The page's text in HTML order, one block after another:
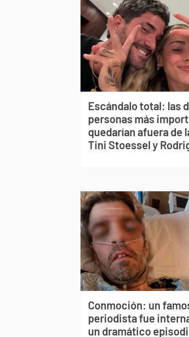
Escándalo total: las
personas más
quedarían afuera de
Tini Stoessel y
Conmoción: un
periodista fue
un dramático